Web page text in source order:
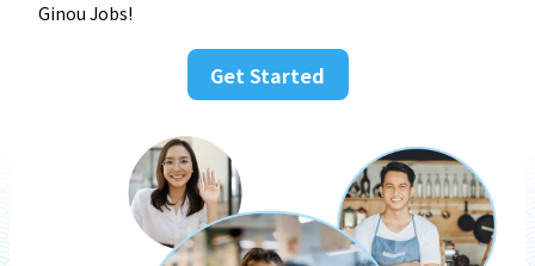
Ginou Jobs!
Get Started